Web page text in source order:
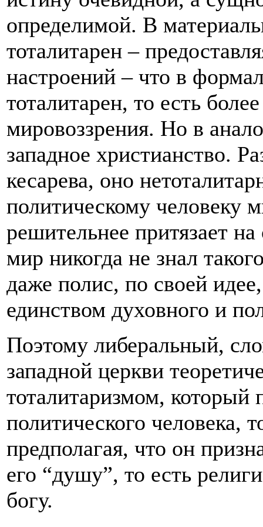
определимой. В
тоталитарен –
настроений – что в
тоталитарен, то есть
мировоззрения. Но в
западное христианство.
кесарева, оно
политическому человеку
решительнее притязает
мир никогда не знал
даже полис, по своей
единством духовного и
Поэтому либеральный,
западной церкви
тоталитаризмом, который
политического человека,
предполагая, что он
его “душу”, то есть
богу.